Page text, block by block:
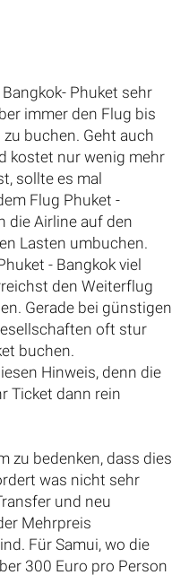
Phuket sehr
immer den Flug bis
buchen. Geht auch
kostet nur wenig mehr
sollte es mal
Flug Phuket -
die Airline auf den
Lasten umbuchen.
- Bangkok viel
den Weiterflug
Gerade bei günstigen
oft stur
buchen.
Hinweis, denn die
Ticket dann rein
zu bedenken, dass dies
was nicht sehr
und neu
Mehrpreis
Für Samui, wo die
300 Euro pro Person